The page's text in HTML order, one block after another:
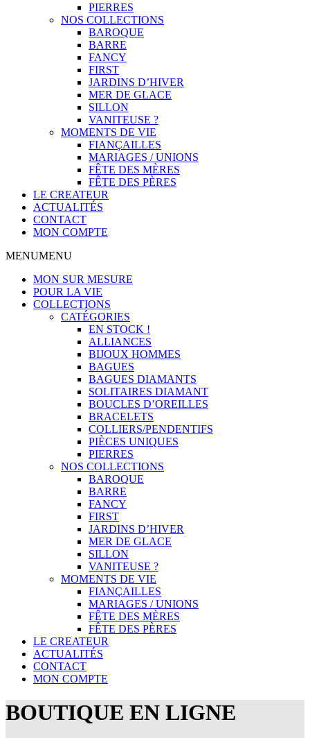
PIERRES
NOS COLLECTIONS
BAROQUE
BARRE
FANCY
FIRST
JARDINS D’HIVER
MER DE GLACE
SILLON
VANITEUSE ?
MOMENTS DE VIE
FIANÇAILLES
MARIAGES / UNIONS
FÊTE DES MÈRES
FÊTE DES PÈRES
LE CREATEUR
ACTUALITÉS
CONTACT
MON COMPTE
MENUMENU
MON SUR MESURE
POUR LA VIE
COLLECTIONS
CATÉGORIES
EN STOCK !
ALLIANCES
BIJOUX HOMMES
BAGUES
BAGUES DIAMANTS
SOLITAIRES DIAMANT
BOUCLES D’OREILLES
BRACELETS
COLLIERS/PENDENTIFS
PIÈCES UNIQUES
PIERRES
NOS COLLECTIONS
BAROQUE
BARRE
FANCY
FIRST
JARDINS D’HIVER
MER DE GLACE
SILLON
VANITEUSE ?
MOMENTS DE VIE
FIANÇAILLES
MARIAGES / UNIONS
FÊTE DES MÈRES
FÊTE DES PÈRES
LE CREATEUR
ACTUALITÉS
CONTACT
MON COMPTE
BOUTIQUE EN LIGNE